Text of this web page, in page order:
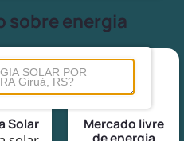
sobre energia
Solar
Mercado livre
de energia